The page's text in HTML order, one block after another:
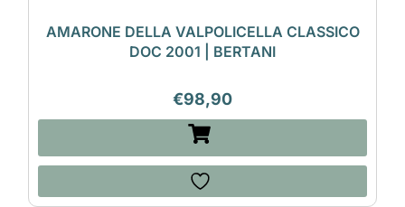
AMARONE DELLA VALPOLICELLA CLASSICO
DOC 2001 | BERTANI
€98,90